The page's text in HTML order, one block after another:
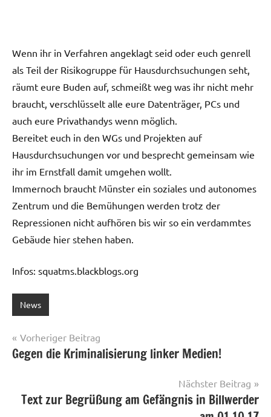
Wenn ihr in Verfahren angeklagt seid oder euch genrell
als Teil der Risikogruppe für Hausdurchsuchungen seht,
räumt eure Buden auf, schmeißt weg was ihr nicht mehr
braucht, verschlüsselt alle eure Datenträger, PCs und
auch eure Privathandys wenn möglich.
Bereitet euch in den WGs und Projekten auf
Hausdurchsuchungen vor und besprecht gemeinsam wie
ihr im Ernstfall damit umgehen wollt.
Immernoch braucht Münster ein soziales und autonomes
Zentrum und die Bemühungen werden trotz der
Repressionen nicht aufhören bis wir so ein verdammtes
Gebäude hier stehen haben.
Infos: squatms.blackblogs.org
News
Beitragsnavigation
Vorheriger Beitrag
Gegen die Kriminalisierung linker Medien!
Nächster Beitrag
Text zur Begrüßung am Gefängnis in Billwerder